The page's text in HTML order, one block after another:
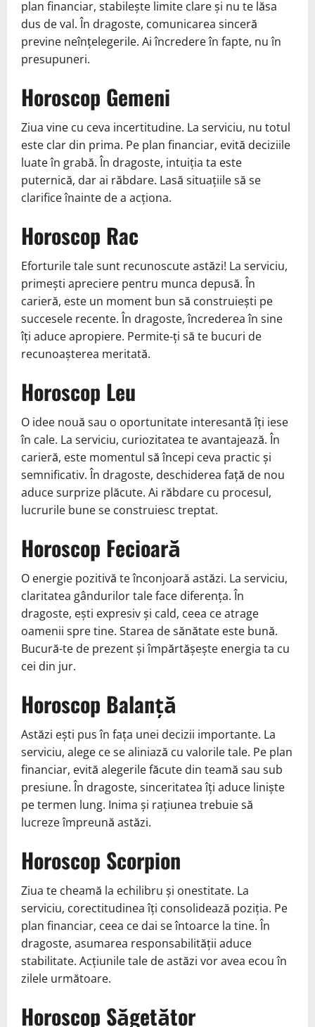
plan financiar, stabilește limite clare și nu te lăsa
dus de val. În dragoste, comunicarea sinceră
previne neînțelegerile. Ai încredere în fapte, nu în
presupuneri.
Horoscop Gemeni
Ziua vine cu ceva incertitudine. La serviciu, nu totul
este clar din prima. Pe plan financiar, evită deciziile
luate în grabă. În dragoste, intuiția ta este
puternică, dar ai răbdare. Lasă situațiile să se
clarifice înainte de a acționa.
Horoscop Rac
Eforturile tale sunt recunoscute astăzi! La serviciu,
primești apreciere pentru munca depusă. În
carieră, este un moment bun să construiești pe
succesele recente. În dragoste, încrederea în sine
îți aduce apropiere. Permite-ți să te bucuri de
recunoașterea meritată.
Horoscop Leu
O idee nouă sau o oportunitate interesantă îți iese
în cale. La serviciu, curiozitatea te avantajează. În
carieră, este momentul să începi ceva practic și
semnificativ. În dragoste, deschiderea față de nou
aduce surprize plăcute. Ai răbdare cu procesul,
lucrurile bune se construiesc treptat.
Horoscop Fecioară
O energie pozitivă te înconjoară astăzi. La serviciu,
claritatea gândurilor tale face diferența. În
dragoste, ești expresiv și cald, ceea ce atrage
oamenii spre tine. Starea de sănătate este bună.
Bucură-te de prezent și împărtășește energia ta cu
cei din jur.
Horoscop Balanță
Astăzi ești pus în fața unei decizii importante. La
serviciu, alege ce se aliniază cu valorile tale. Pe plan
financiar, evită alegerile făcute din teamă sau sub
presiune. În dragoste, sinceritatea îți aduce liniște
pe termen lung. Inima și rațiunea trebuie să
lucreze împreună astăzi.
Horoscop Scorpion
Ziua te cheamă la echilibru și onestitate. La
serviciu, corectitudinea îți consolidează poziția. Pe
plan financiar, ceea ce dai se întoarce la tine. În
dragoste, asumarea responsabilității aduce
stabilitate. Acțiunile tale de astăzi vor avea ecou în
zilele următoare.
Horoscop Săgetător